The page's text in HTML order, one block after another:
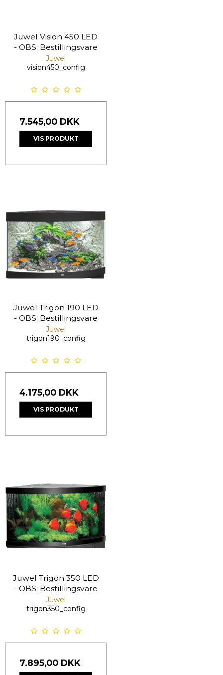
Juwel Vision 450 LED
- OBS: Bestillingsvare
Juwel
vision450_config
7.545,00 DKK
VIS PRODUKT
Juwel Trigon 190 LED
- OBS: Bestillingsvare
Juwel
trigon190_config
4.175,00 DKK
VIS PRODUKT
Juwel Trigon 350 LED
- OBS: Bestillingsvare
Juwel
trigon350_config
7.895,00 DKK